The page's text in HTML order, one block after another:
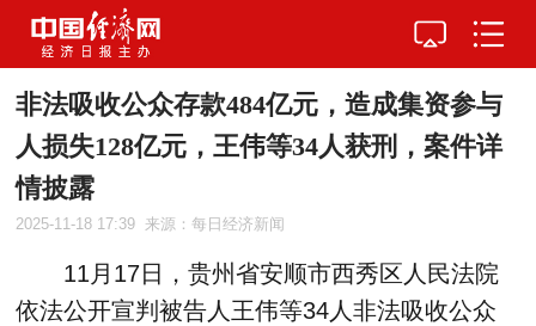
非法吸收公众存款484亿元，造成集资参与
人损失128亿元，王伟等34人获刑，案件详
情披露
2025-11-18 17:39 来源：每日经济新闻
11月17日，贵州省安顺市西秀区人民法院
依法公开宣判被告人王伟等34人非法吸收公众